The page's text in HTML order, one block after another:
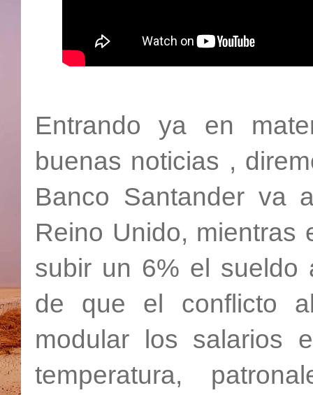
Entrando ya en
buenas noticias ,
Banco Santander va
Reino Unido, mientras
subir un 6% el sueldo
de que el conflicto
modular los salarios
temperatura,